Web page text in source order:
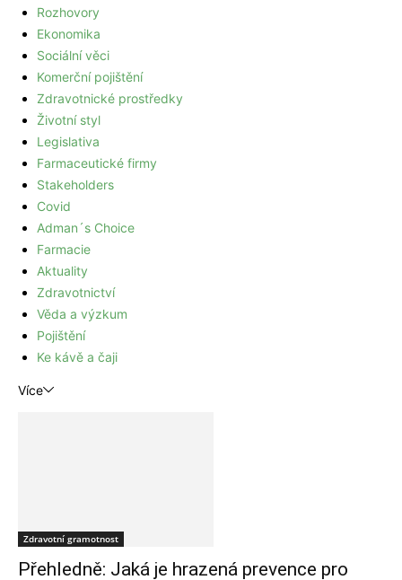
Rozhovory
Ekonomika
Sociální věci
Komerční pojištění
Zdravotnické prostředky
Životní styl
Legislativa
Farmaceutické firmy
Stakeholders
Covid
Adman´s Choice
Farmacie
Aktuality
Zdravotnictví
Věda a výzkum
Pojištění
Ke kávě a čaji
Více
Zdravotní gramotnost
Přehledně: Jaká je hrazená prevence pro